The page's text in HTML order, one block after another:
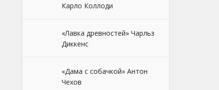
Карло Коллоди
«Лавка древностей» Чарльз
Диккенс
«Дама с собачкой» Антон
Чехов